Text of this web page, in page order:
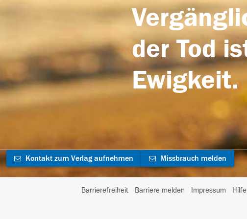
der Tod
Ewigkeit.
Kontakt zum Verlag aufnehmen Missbrauch melden
Barrierefreiheit Barriere melden Impressum